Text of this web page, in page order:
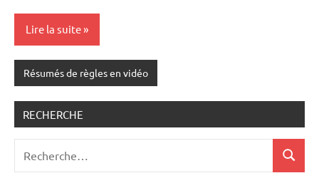
Lire la suite
Résumés de règles en vidéo
RECHERCHE